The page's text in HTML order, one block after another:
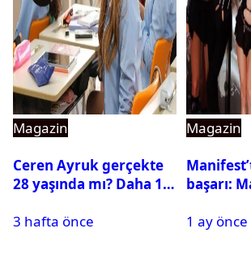
Magazin
Ceren Ayruk gerçekte
28 yaşında mı? Daha 17
3 hafta önce
Magazin
başarı:
bıraktı
1 ay önce